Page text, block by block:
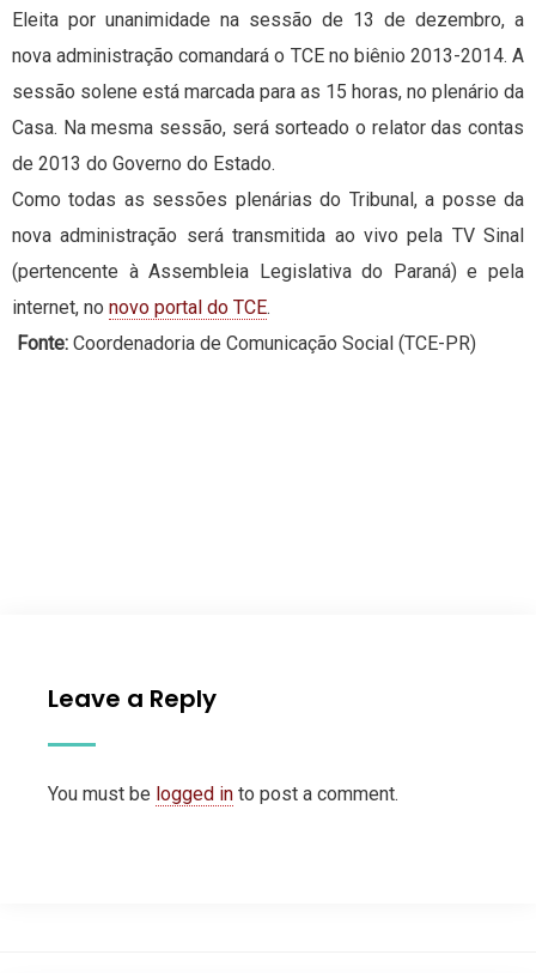
Eleita por unanimidade na sessão de 13 de dezembro, a
nova administração comandará o TCE no biênio 2013-2014. A
sessão solene está marcada para as 15 horas, no plenário da
Casa. Na mesma sessão, será sorteado o relator das contas
de 2013 do Governo do Estado.
Como todas as sessões plenárias do Tribunal, a posse da
nova administração será transmitida ao vivo pela TV Sinal
(pertencente à Assembleia Legislativa do Paraná) e pela
internet, no novo portal do TCE.
Fonte: Coordenadoria de Comunicação Social (TCE-PR)
Leave a Reply
You must be logged in to post a comment.